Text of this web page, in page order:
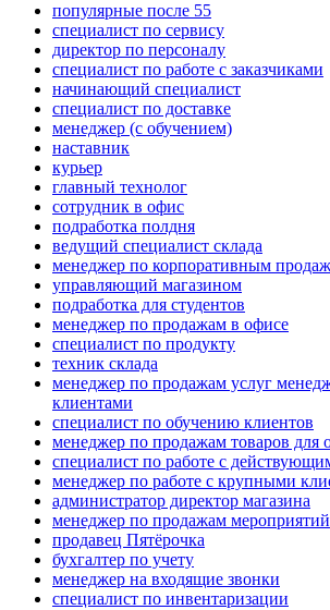
популярные после 55
специалист по сервису
директор по персоналу
специалист по работе с заказчиками
начинающий специалист
специалист по доставке
менеджер (с обучением)
наставник
курьер
главный технолог
сотрудник в офис
подработка полдня
ведущий специалист склада
менеджер по корпоративным
управляющий магазином
подработка для студентов
менеджер по продажам в офисе
специалист по продукту
техник склада
менеджер по продажам услуг
клиентами
специалист по обучению клиентов
менеджер по продажам товаров для
специалист по работе с
менеджер по работе с крупными
администратор директор магазина
менеджер по продажам мероприятий
продавец Пятёрочка
бухгалтер по учету
менеджер на входящие звонки
специалист по инвентаризации